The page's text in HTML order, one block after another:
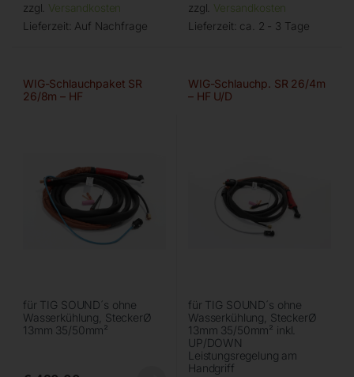
zzgl. Versandkosten
Lieferzeit: Auf Nachfrage
zzgl. Versandkosten
Lieferzeit: ca. 2 - 3 Tage
WIG-Schlauchpaket SR
26/8m – HF
für TIG SOUND´s ohne
Wasserkühlung, SteckerØ
13mm 35/50mm²
WIG-Schlauchp. SR 26/4m
– HF U/D
für TIG SOUND´s ohne
Wasserkühlung, SteckerØ
13mm 35/50mm² inkl.
UP/DOWN
Leistungsregelung am
Handgriff